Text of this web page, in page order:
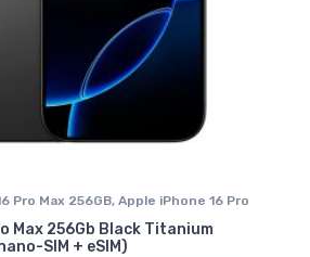
Pro Max 256GB, Apple iPhone 16 Pro
Титан), iPhone 16 Pro Max
Max 256Gb Black Titanium
SIM + eSIM)